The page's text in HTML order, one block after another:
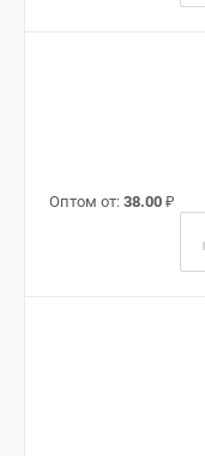
Оптом от: 38.00 ₽